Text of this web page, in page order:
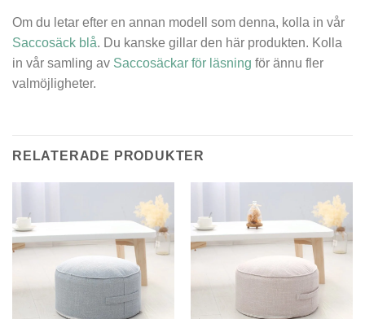
Om du letar efter en annan modell som denna, kolla in vår
Saccosäck blå. Du kanske gillar den här produkten. Kolla
in vår samling av Saccosäckar för läsning för ännu fler
valmöjligheter.
RELATERADE PRODUKTER